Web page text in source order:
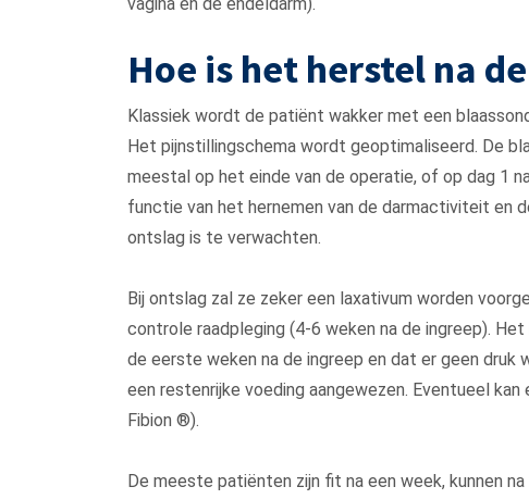
Hoe is het herstel na
Klassiek wordt de patiënt wakker met een
Het pijnstillingschema wordt geoptimaliseerd. De
meestal op het einde van de operatie, of op dag 1
functie van het hernemen van de darmactiviteit en
ontslag is te verwachten.
Bij ontslag zal ze zeker een laxativum worden
controle raadpleging (4-6 weken na de ingreep).
de eerste weken na de ingreep en dat er geen
een restenrijke voeding aangewezen. Eventueel
Fibion ®).
De meeste patiënten zijn fit na een week, kunnen